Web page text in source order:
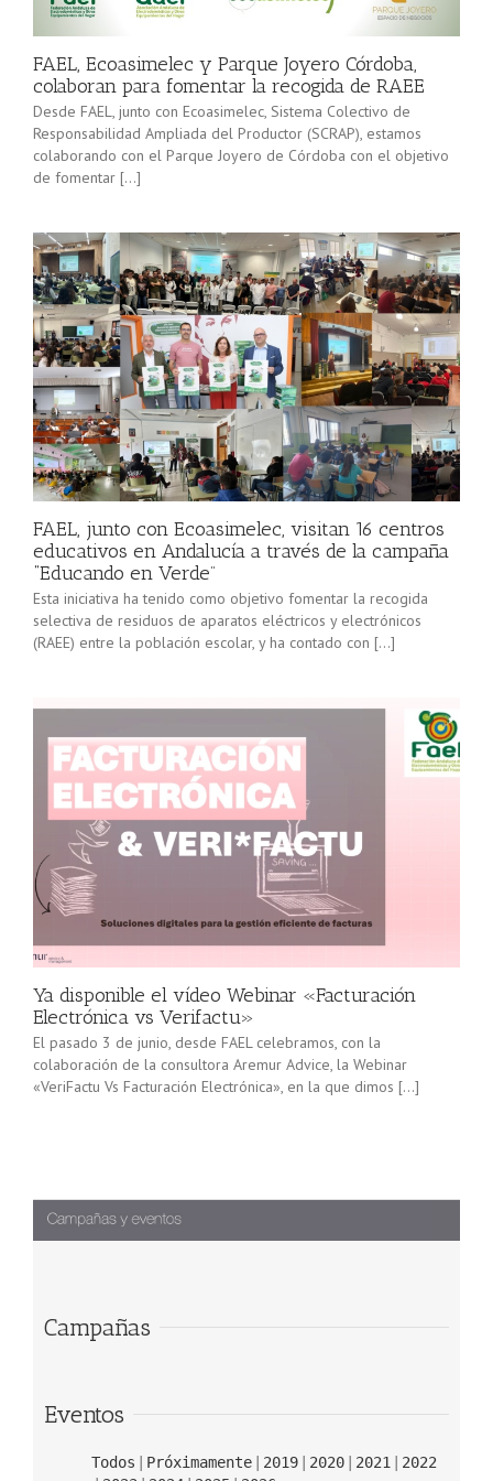
minorista”
(convocatoria
2025), pone
en marcha a
Sevilla junto
[…]
FAEL, Ecoasimelec y Parque Joyero Córdoba,
colaboran para fomentar la recogida de RAEE
Desde FAEL, junto con Ecoasimelec, Sistema Colectivo de
Responsabilidad Ampliada del Productor (SCRAP), estamos
colaborando con el Parque Joyero de Córdoba con el objetivo
de fomentar […]
FAEL, junto con Ecoasimelec, visitan 16 centros
educativos en Andalucía a través de la campaña
“Educando en Verde”
Esta iniciativa ha tenido como objetivo fomentar la recogida
selectiva de residuos de aparatos eléctricos y electrónicos
(RAEE) entre la población escolar, y ha contado con […]
Ya disponible el vídeo Webinar «Facturación
Electrónica vs Verifactu»
El pasado 3 de junio, desde FAEL celebramos, con la
colaboración de la consultora Aremur Advice, la Webinar
«VeriFactu Vs Facturación Electrónica», en la que dimos […]
Campañas
Eventos
Todos Próximamente 2019 2020 2021
2022